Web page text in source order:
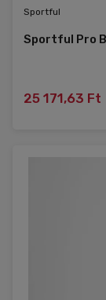
Sportful
Sportful Pro
25 171,63 Ft